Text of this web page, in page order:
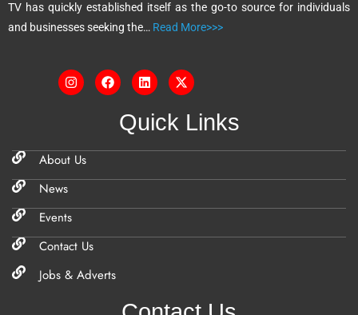
:
TV has quickly established itself as the go-to source for individuals
and businesses seeking the… Read More>>>
Quick Links
About Us
News
Events
Contact Us
Jobs & Adverts